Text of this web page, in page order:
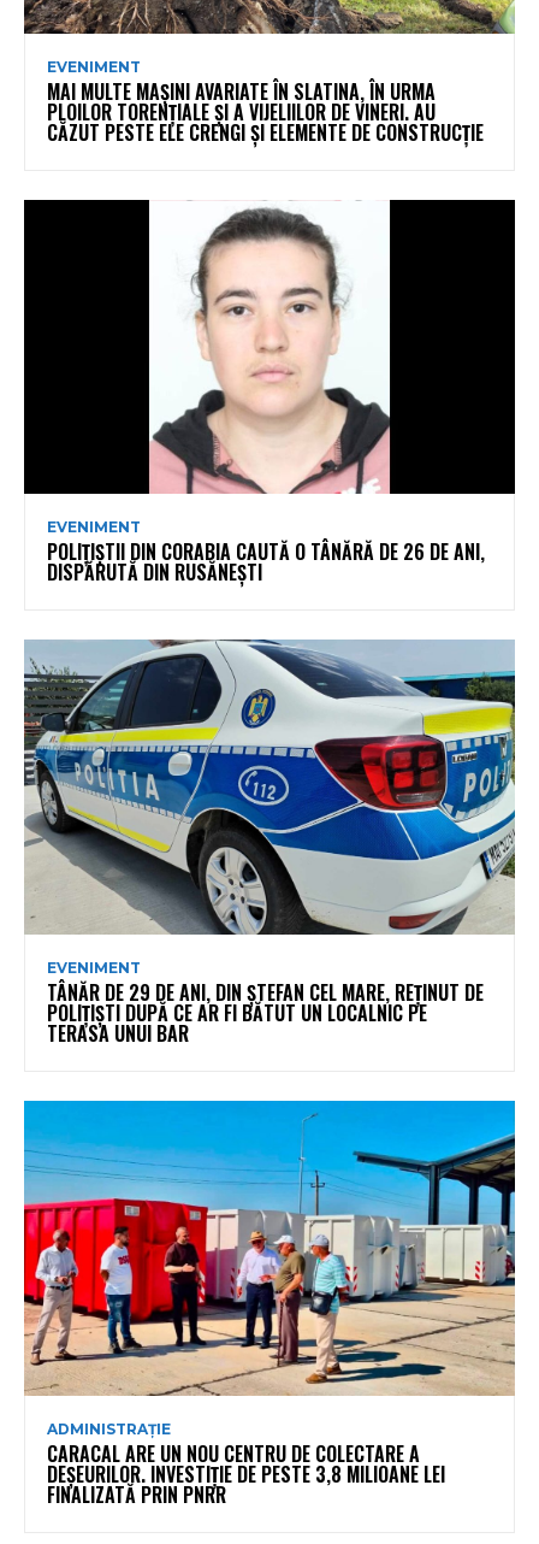
EVENIMENT
MAI MULTE MAȘINI AVARIATE ÎN SLATINA, ÎN URMA
PLOILOR TORENȚIALE ȘI A VIJELIILOR DE VINERI. AU
CĂZUT PESTE ELE CRENGI ȘI ELEMENTE DE CONSTRUCȚIE
EVENIMENT
POLIȚIȘTII DIN CORABIA CAUTĂ O TÂNĂRĂ DE 26 DE ANI,
DISPĂRUTĂ DIN RUSĂNEȘTI
EVENIMENT
TÂNĂR DE 29 DE ANI, DIN ȘTEFAN CEL MARE, REȚINUT DE
POLIȚIȘTI DUPĂ CE AR FI BĂTUT UN LOCALNIC PE
TERASA UNUI BAR
ADMINISTRAȚIE
CARACAL ARE UN NOU CENTRU DE COLECTARE A
DEȘEURILOR. INVESTIȚIE DE PESTE 3,8 MILIOANE LEI
FINALIZATĂ PRIN PNRR